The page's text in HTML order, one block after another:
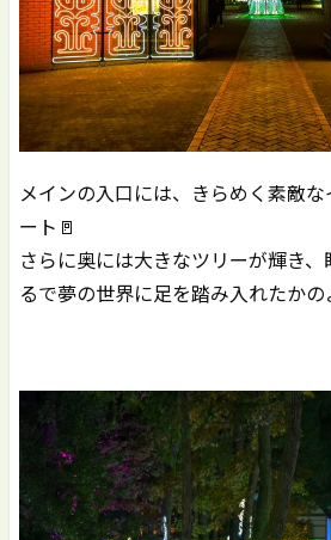
メインの入口には、きらめく素敵
ート🚪
さらに奥には大きなツリーが輝き
るで夢の世界に足を踏み入れたか